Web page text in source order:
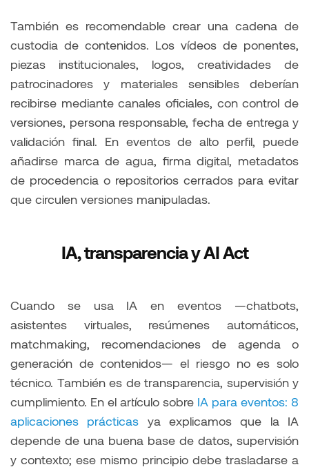
También es recomendable crear una cadena de
custodia de contenidos. Los vídeos de ponentes,
piezas institucionales, logos, creatividades de
patrocinadores y materiales sensibles deberían
recibirse mediante canales oficiales, con control de
versiones, persona responsable, fecha de entrega y
validación final. En eventos de alto perfil, puede
añadirse marca de agua, firma digital, metadatos
de procedencia o repositorios cerrados para evitar
que circulen versiones manipuladas.
IA, transparencia y AI Act
Cuando se usa IA en eventos —chatbots,
asistentes virtuales, resúmenes automáticos,
matchmaking, recomendaciones de agenda o
generación de contenidos— el riesgo no es solo
técnico. También es de transparencia, supervisión y
cumplimiento. En el artículo sobre IA para eventos: 8
aplicaciones prácticas ya explicamos que la IA
depende de una buena base de datos, supervisión
y contexto; ese mismo principio debe trasladarse a